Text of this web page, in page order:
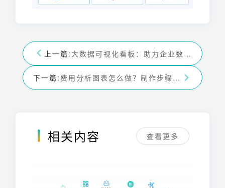
上一篇: 大数据可视化看板：助力企业数据驱动决策与高效展示
下一篇: 费用分析图表怎么做？制作步骤、图表类型与工具全解析
相关内容 查看更多